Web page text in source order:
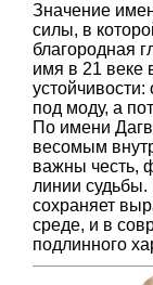
Значение
силы, в
благородная
имя в 21 веке
устойчивости:
под моду, а
По имени
весомым
важны честь,
линии
сохраняет
среде, и в
подлинного